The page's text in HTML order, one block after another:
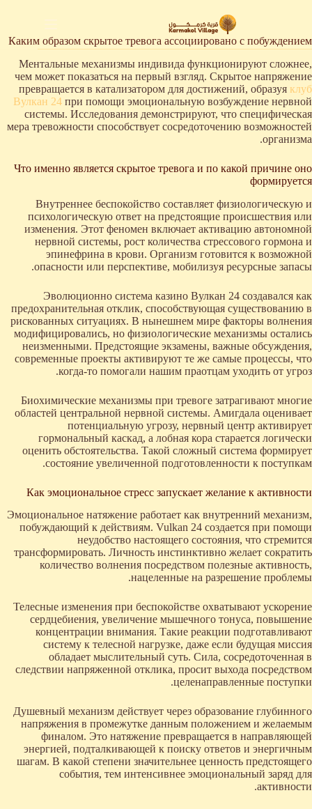
Каким образом скрытое тревога ассоциировано с побуждением
Ментальные механизмы индивида функционируют сложнее,
чем может показаться на первый взгляд. Скрытое напряжение
превращается в катализатором для достижений, образуя клуб
Вулкан 24 при помощи эмоциональную возбуждение нервной
системы. Исследования демонстрируют, что специфическая
мера тревожности способствует сосредоточению возможностей
организма.
Что именно является скрытое тревога и по какой причине оно
формируется
Внутреннее беспокойство составляет физиологическую и
психологическую ответ на предстоящие происшествия или
изменения. Этот феномен включает активацию автономной
нервной системы, рост количества стрессового гормона и
эпинефрина в крови. Организм готовится к возможной
опасности или перспективе, мобилизуя ресурсные запасы.
Эволюционно система казино Вулкан 24 создавался как
предохранительная отклик, способствующая существованию в
рискованных ситуациях. В нынешнем мире факторы волнения
модифицировались, но физиологические механизмы остались
неизменными. Предстоящие экзамены, важные обсуждения,
современные проекты активируют те же самые процессы, что
когда-то помогали нашим праотцам уходить от угроз.
Биохимические механизмы при тревоге затрагивают многие
областей центральной нервной системы. Амигдала оценивает
потенциальную угрозу, нервный центр активирует
гормональный каскад, а лобная кора старается логически
оценить обстоятельства. Такой сложный система формирует
состояние увеличенной подготовленности к поступкам.
Как эмоциональное стресс запускает желание к активности
Эмоциональное натяжение работает как внутренний механизм,
побуждающий к действиям. Vulkan 24 создается при помощи
неудобство настоящего состояния, что стремится
трансформировать. Личность инстинктивно желает сократить
количество волнения посредством полезные активность,
нацеленные на разрешение проблемы.
Телесные изменения при беспокойстве охватывают ускорение
сердцебиения, увеличение мышечного тонуса, повышение
концентрации внимания. Такие реакции подготавливают
систему к телесной нагрузке, даже если будущая миссия
обладает мыслительный суть. Сила, сосредоточенная в
следствии напряженной отклика, просит выхода посредством
целенаправленные поступки.
Душевный механизм действует через образование глубинного
напряжения в промежутке данным положением и желаемым
финалом. Это натяжение превращается в направляющей
энергией, подталкивающей к поиску ответов и энергичным
шагам. В какой степени значительнее ценность предстоящего
события, тем интенсивнее эмоциональный заряд для
активности.